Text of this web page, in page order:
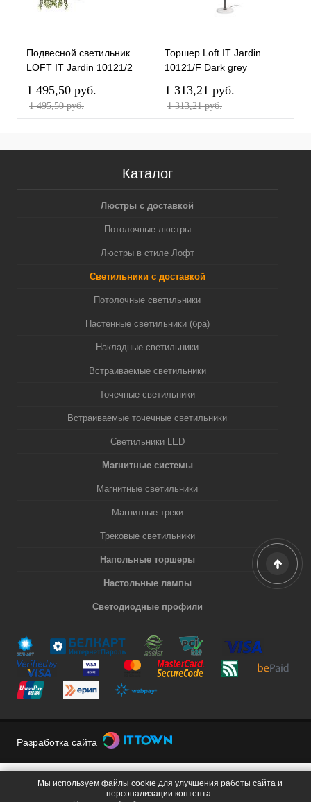
Подвесной светильник
LOFT IT Jardin 10121/2
1 495,50 pуб.
1 495,50 pуб.
Торшер Loft IT Jardin
10121/F Dark grey
1 313,21 pуб.
1 313,21 pуб.
Каталог
Люстры с доставкой
Потолочные люстры
Люстры в стиле Лофт
Светильники с доставкой
Потолочные светильники
Настенные светильники (бра)
Накладные светильники
Встраиваемые светильники
Точечные светильники
Встраиваемые точечные светильники
Светильники LED
Магнитные системы
Магнитные светильники
Магнитные треки
Трековые светильники
Напольные торшеры
Настольные лампы
Светодиодные профили
Разработка сайта
Мы используем файлы cookie для улучшения работы сайта и
персонализации контента.